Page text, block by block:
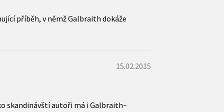
příběh, v němž Galbraith dokáže
15.02.2015
skandinávští autoři má i Galbraith–